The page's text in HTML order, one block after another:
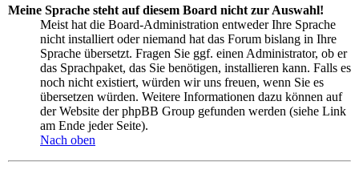
Meine Sprache steht auf diesem Board nicht zur Auswahl!
Meist hat die Board-Administration entweder Ihre Sprache
nicht installiert oder niemand hat das Forum bislang in Ihre
Sprache übersetzt. Fragen Sie ggf. einen Administrator, ob er
das Sprachpaket, das Sie benötigen, installieren kann. Falls es
noch nicht existiert, würden wir uns freuen, wenn Sie es
übersetzen würden. Weitere Informationen dazu können auf
der Website der phpBB Group gefunden werden (siehe Link
am Ende jeder Seite).
Nach oben